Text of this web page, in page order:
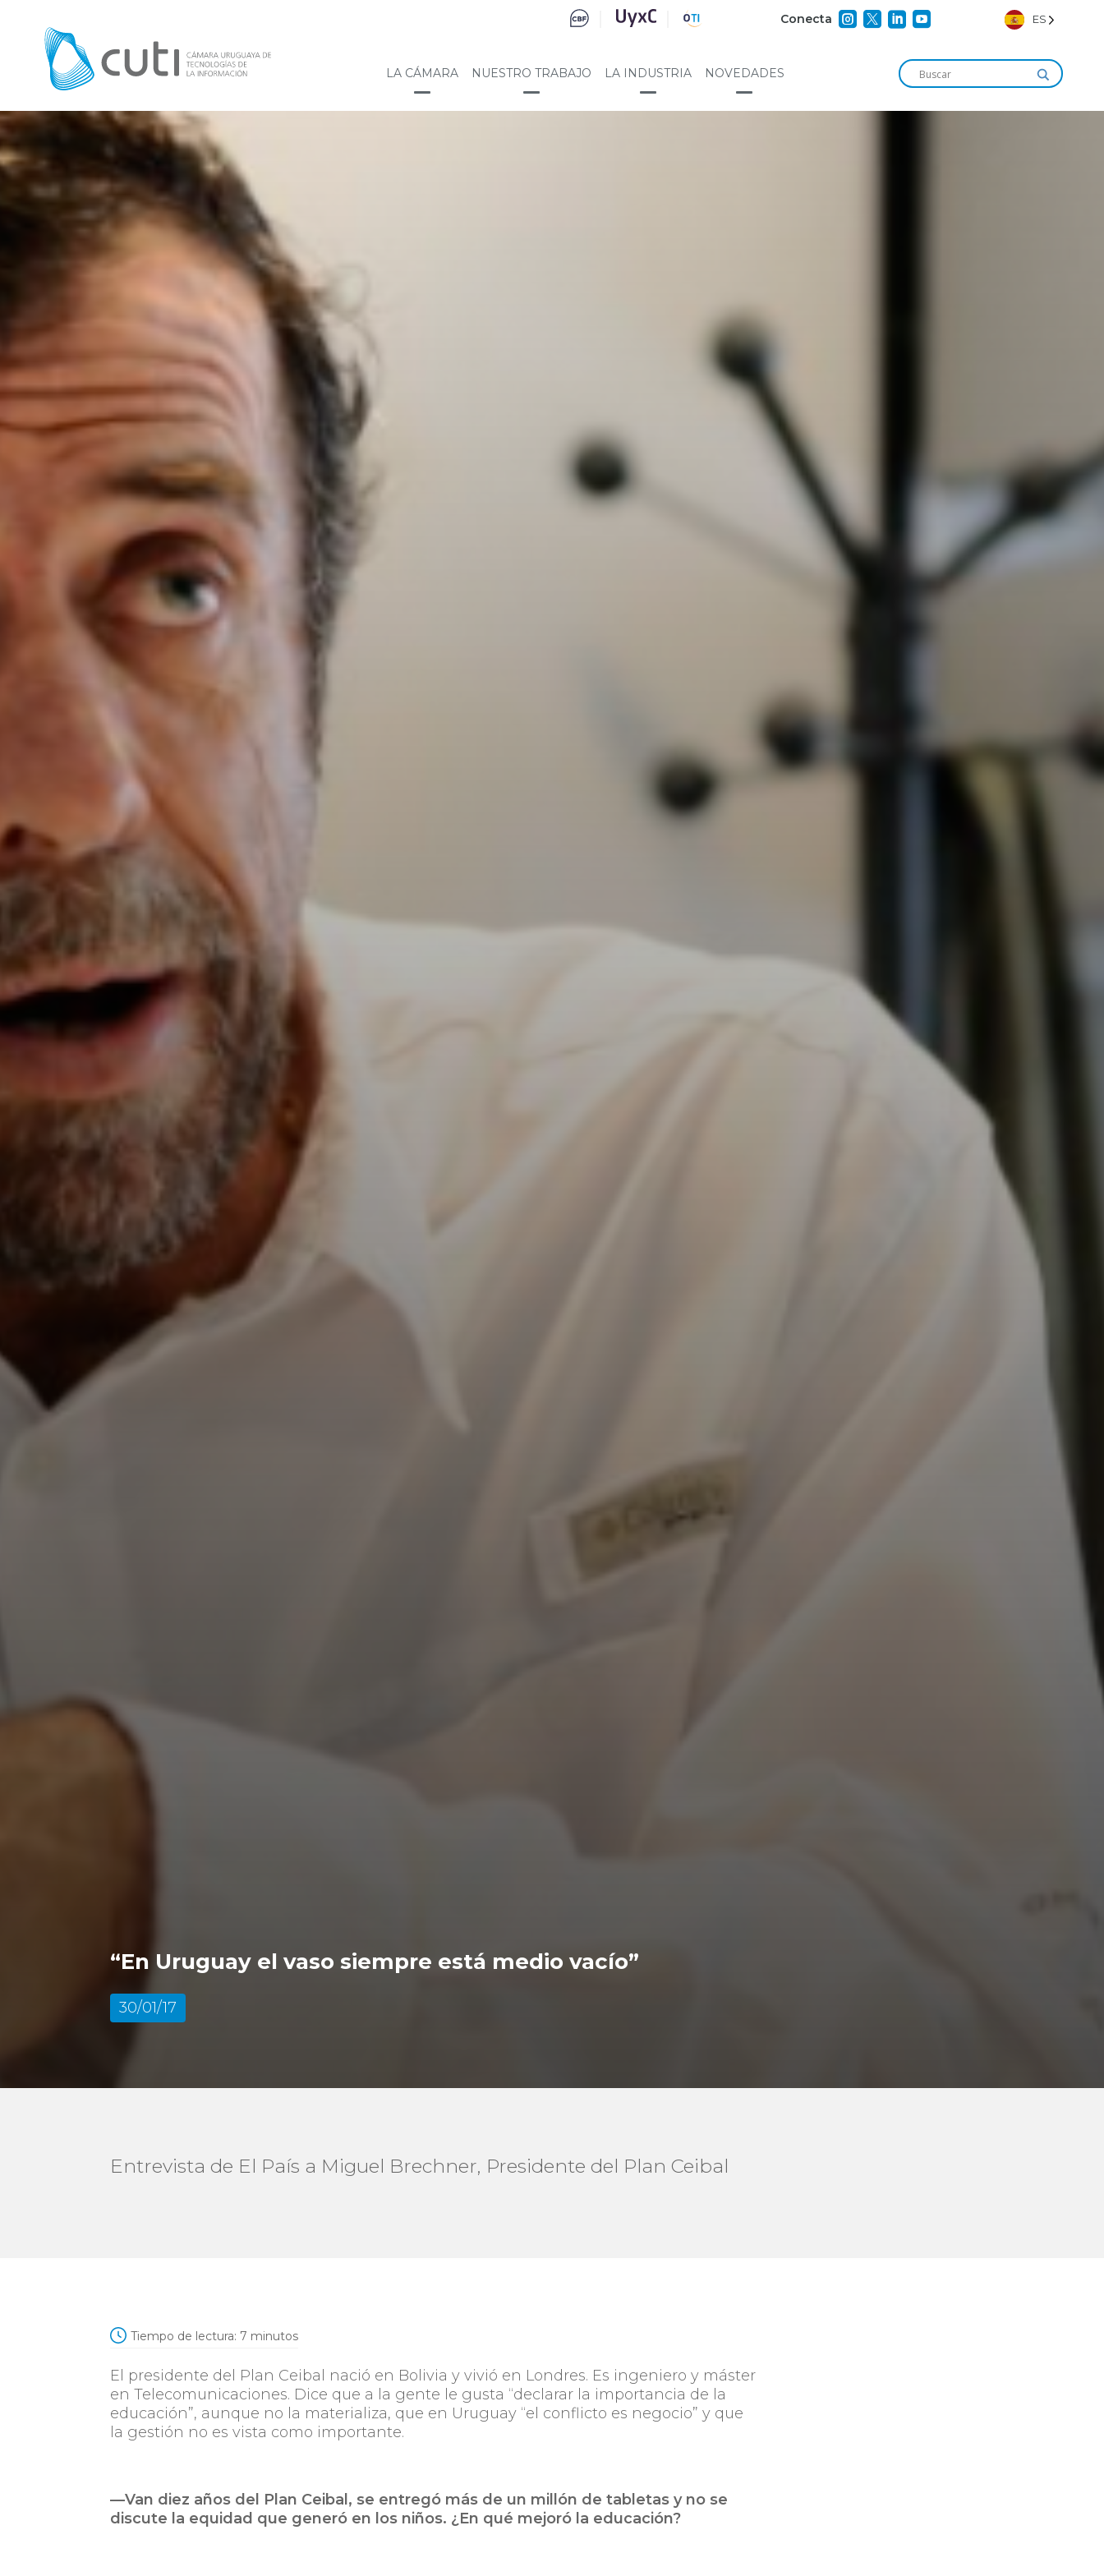
Conecta     ES
LA CÁMARA NUESTRO TRABAJO LA INDUSTRIA NOVEDADES
“En Uruguay el vaso siempre está medio vacío”
30/01/17
Entrevista de El País a Miguel Brechner, Presidente del Plan Ceibal
Tiempo de lectura: 7 minutos
El presidente del Plan Ceibal nació en Bolivia y vivió en Londres. Es ingeniero y máster
en Telecomunicaciones. Dice que a la gente le gusta “declarar la importancia de la
educación”, aunque no la materializa, que en Uruguay “el conflicto es negocio” y que
la gestión no es vista como importante.
—Van diez años del Plan Ceibal, se entregó más de un millón de tabletas y no se
discute la equidad que generó en los niños. ¿En qué mejoró la educación?